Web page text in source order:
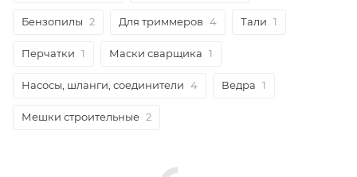
Бензопилы 2 Для триммеров 4 Тали 1
Перчатки 1 Маски сварщика 1
Насосы, шланги, соединители 4 Ведра 1
Мешки строительные 2